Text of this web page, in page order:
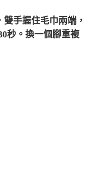
手握住毛巾兩端，
秒。換一個腳重複